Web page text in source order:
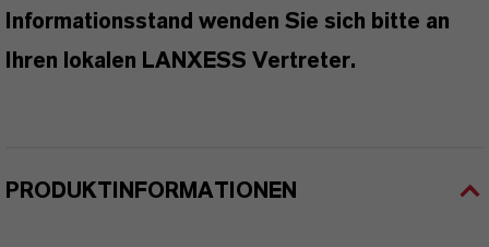
Informationsstand wenden Sie sich bitte an
Ihren lokalen LANXESS Vertreter.
PRODUKTINFORMATIONEN